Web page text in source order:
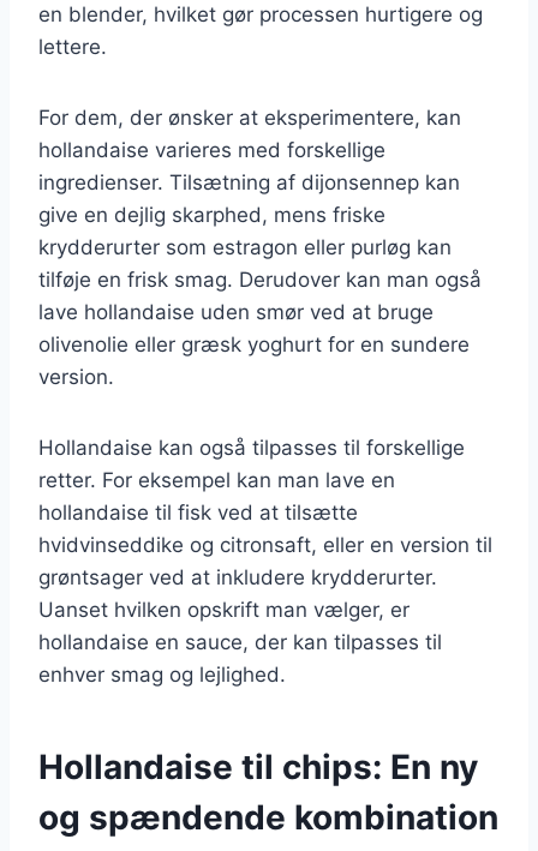
en blender, hvilket gør processen hurtigere og
lettere.
For dem, der ønsker at eksperimentere, kan
hollandaise varieres med forskellige
ingredienser. Tilsætning af dijonsennep kan
give en dejlig skarphed, mens friske
krydderurter som estragon eller purløg kan
tilføje en frisk smag. Derudover kan man også
lave hollandaise uden smør ved at bruge
olivenolie eller græsk yoghurt for en sundere
version.
Hollandaise kan også tilpasses til forskellige
retter. For eksempel kan man lave en
hollandaise til fisk ved at tilsætte
hvidvinseddike og citronsaft, eller en version til
grøntsager ved at inkludere krydderurter.
Uanset hvilken opskrift man vælger, er
hollandaise en sauce, der kan tilpasses til
enhver smag og lejlighed.
Hollandaise til chips: En ny
og spændende kombination